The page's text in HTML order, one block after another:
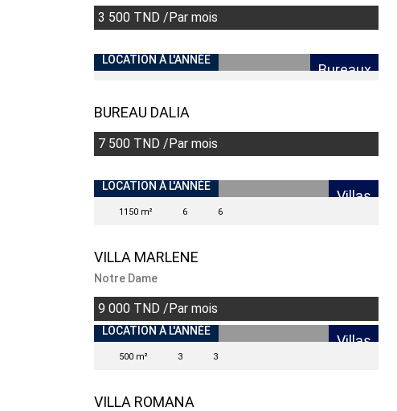
3 500 TND /Par mois
LOCATION À L'ANNÉE
Bureaux
BUREAU DALIA
7 500 TND /Par mois
LOCATION À L'ANNÉE
Villas
1150 m² 6 6
VILLA MARLENE
Notre Dame
9 000 TND /Par mois
LOCATION À L'ANNÉE
Villas
500 m² 3 3
VILLA ROMANA